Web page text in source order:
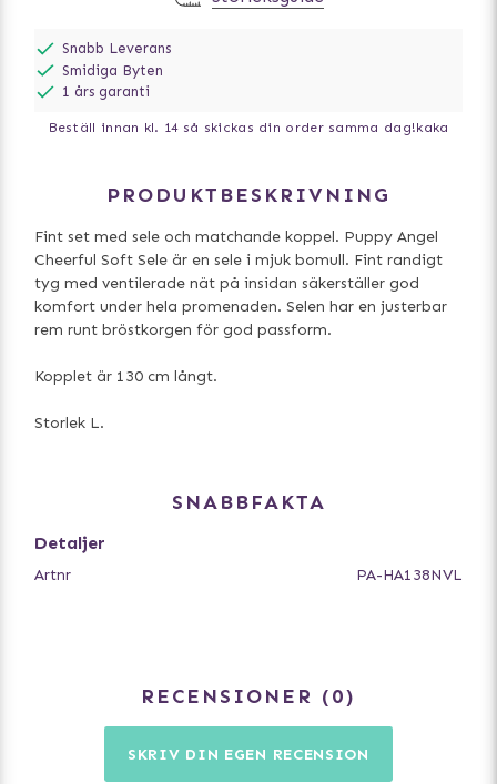
Snabb Leverans
Smidiga Byten
1 års garanti
Beställ innan kl. 14 så skickas din order samma dag!kaka
PRODUKTBESKRIVNING
Fint set med sele och matchande koppel. Puppy Angel
Cheerful Soft Sele är en sele i mjuk bomull. Fint randigt
tyg med ventilerade nät på insidan säkerställer god
komfort under hela promenaden. Selen har en justerbar
rem runt bröstkorgen för god passform.
Kopplet är 130 cm långt.
Storlek L.
SNABBFAKTA
Detaljer
Artnr PA-HA138NVL
RECENSIONER 0
SKRIV DIN EGEN RECENSION